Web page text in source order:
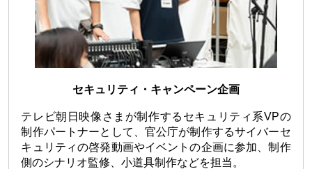
セキュリティ・キャンペーン企画
テレビ朝日映像さまが制作するセキュリティ系VPの
制作パートナーとして、官公庁が制作するサイバーセ
キュリティの啓発動画やイベントの企画に参加、制作
側のシナリオ監修、小道具制作などを担当。